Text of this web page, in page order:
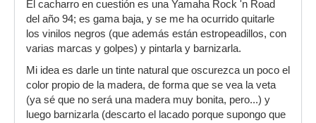
El cacharro en cuestión es una Yamaha Rock 'n Road
del año 94; es gama baja, y se me ha ocurrido quitarle
los vinilos negros (que además están estropeadillos, con
varias marcas y golpes) y pintarla y barnizarla.
Mi idea es darle un tinte natural que oscurezca un poco el
color propio de la madera, de forma que se vea la veta
(ya sé que no será una madera muy bonita, pero...) y
luego barnizarla (descarto el lacado porque supongo que